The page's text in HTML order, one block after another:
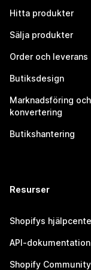
Hitta produkter
Sälja produkter
Order och leverans
Butiksdesign
Marknadsföring och
konvertering
Butikshantering
Resurser
Shopifys
API-dokumentation
Shopify Community